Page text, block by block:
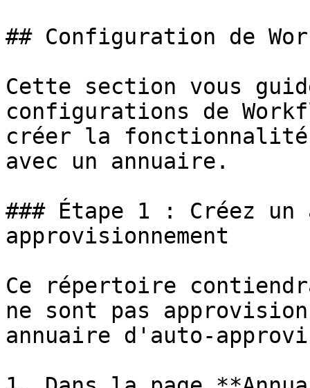
## Configuration de
Cette section vous
configurations de
créer la fonctionnalité
avec un annuaire.
### Étape 1 : Créez
approvisionnement
Ce répertoire
ne sont pas
annuaire d'auto-